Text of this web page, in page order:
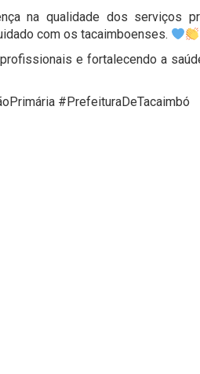
na qualidade dos serviços
com os tacaimboenses.
e fortalecendo a
#PrefeituraDeTacaimbó